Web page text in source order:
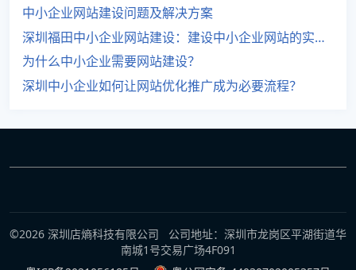
中小企业网站建设问题及解决方案
深圳福田中小企业网站建设：建设中小企业网站的实用方法
为什么中小企业需要网站建设？
深圳中小企业如何让网站优化推广成为必要流程？
©2026 深圳店熵科技有限公司 公司地址：深圳市龙岗区平湖街道华
南城1号交易广场4F091